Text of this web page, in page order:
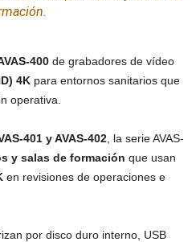
400 de grabadores de vídeo
4K para entornos sanitarios que
operativa.
401 y AVAS-402 , la serie AVAS-
y salas de formación que usan
en revisiones de operaciones e
por disco duro interno, USB